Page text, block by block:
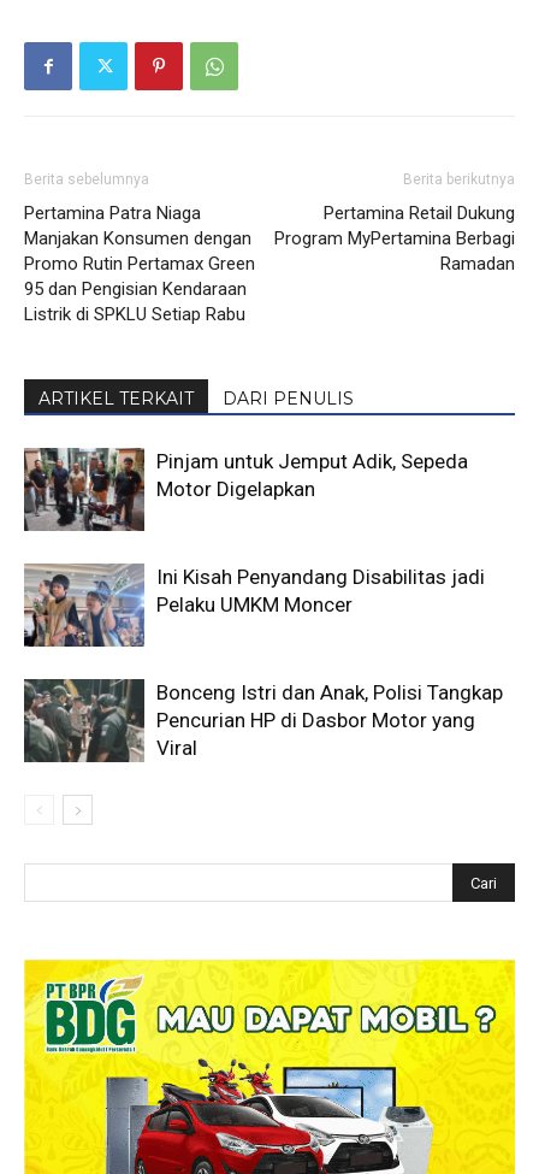
Berita sebelumnya
Pertamina Patra Niaga
Manjakan Konsumen dengan
Promo Rutin Pertamax Green
95 dan Pengisian Kendaraan
Listrik di SPKLU Setiap Rabu
Berita berikutnya
Pertamina Retail Dukung
Program MyPertamina Berbagi
Ramadan
ARTIKEL TERKAIT DARI PENULIS
Pinjam untuk Jemput Adik, Sepeda
Motor Digelapkan
Ini Kisah Penyandang Disabilitas jadi
Pelaku UMKM Moncer
Bonceng Istri dan Anak, Polisi Tangkap
Pencurian HP di Dasbor Motor yang
Viral